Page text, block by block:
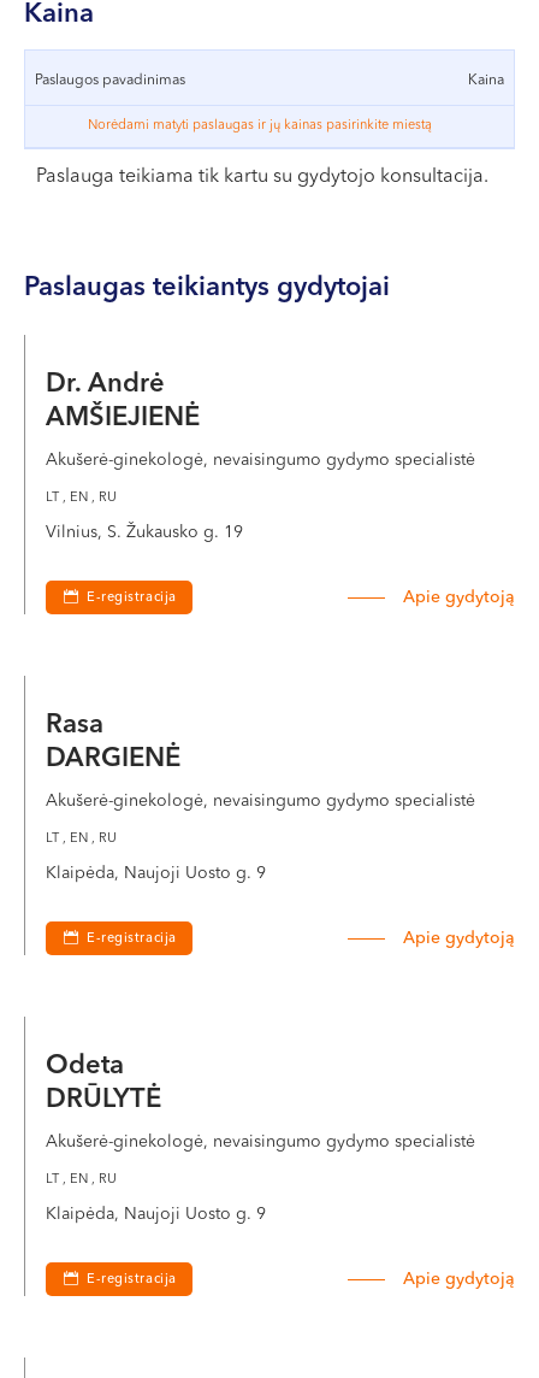
VII --
Dragūnų g. 2
Darbo laikas:
I-V 08:00 - 20:00
VI, VII --
Darbo laikas:
I-V 08:00 - 20:00
Kretinga
Darbo laikas:
I-V 08:00 - 20:00
Kaina
Paslaugos pavadinimas Kaina
Norėdami matyti paslaugas ir jų kainas pasirinkite miestą
Paslauga teikiama tik kartu su gydytojo konsultacija.
Paslaugas teikiantys gydytojai
Dr. Andrė
AMŠIEJIENĖ
Akušerė-ginekologė, nevaisingumo gydymo specialistė
LT , EN , RU
Vilnius, S. Žukausko g. 19
E-registracija Apie gydytoją
Rasa
DARGIENĖ
Akušerė-ginekologė, nevaisingumo gydymo specialistė
LT , EN , RU
Klaipėda, Naujoji Uosto g. 9
E-registracija Apie gydytoją
Odeta
DRŪLYTĖ
Akušerė-ginekologė, nevaisingumo gydymo specialistė
LT , EN , RU
Klaipėda, Naujoji Uosto g. 9
E-registracija Apie gydytoją